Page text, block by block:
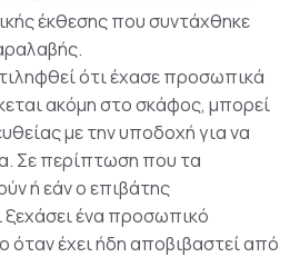
έκθεσης που συντάχθηκε
ότι έχασε προσωπικά
ακόμη στο σκάφος, μπορεί
με την υποδοχή για να
Σε περίπτωση που τα
ή εάν ο επιβάτης
ξεχάσει ένα προσωπικό
όταν έχει ήδη αποβιβαστεί από